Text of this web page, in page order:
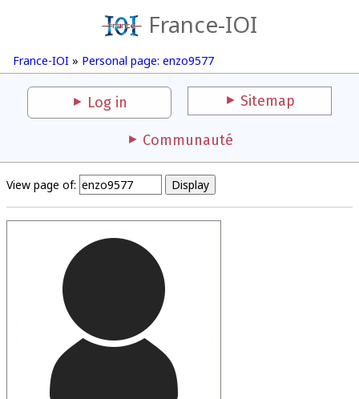
France-IOI
France-IOI » Personal page: enzo9577
Log in Sitemap
Communauté
View page of: